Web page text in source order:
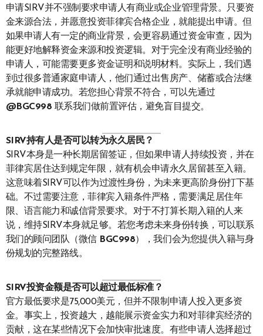
申请SIRV并不强制要求申请人有商业或企业管理背景。只要资
金来源合法，并愿意投资菲律宾合格企业，就能提出申请。但
如果申请人有一定的商业背景，会更容易通过资金审查，因为
能更好地解释资金来源和投资逻辑。对于完全没有商业经验的
申请人，可能需要更多资金证明和说明材料。实际上，我们遇
到过很多普通家庭申请人，他们通过出售房产、储蓄或合法继
承就能申请成功。若您担心背景不符合，可以先通过
@BGC998 联系我们做前置评估，避免盲目提交。
SIRV持有人是否可以转为永久居民？
SIRV本身是一种长期居留签证，但如果申请人持续投资，并在
菲律宾居住达到规定年限，就有机会申请永久居留甚至入籍。
这意味着SIRV可以作为过渡性身份，为未来更高阶身份打下基
础。不过需要注意，菲律宾入籍条件严格，需要满足居住年
限、语言能力和诚信背景要求。对于不打算长期入籍的人来
说，维持SIRV本身就足够。若您考虑未来身份转换，可以联系
我们的顾问团队（微信 BGC998），我们会为您提供入籍与身
份规划的完整路线。
SIRV投资金额是否可以超过最低标准？
官方最低要求是75,000美元，但并不限制申请人投入更多资
金。事实上，投资越大，越能展示资金实力和对菲律宾经济的
贡献，这在某些情况下会加快审批速度。有些申请人选择超过